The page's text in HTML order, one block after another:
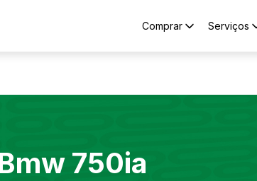
Comprar Serviços
750ia